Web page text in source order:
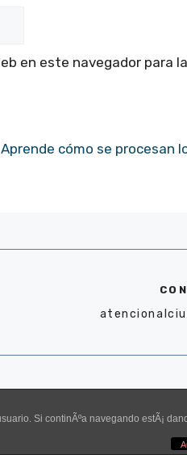
en este navegador para
Aprende cómo se procesan
Si continÃºa navegando estÃ¡